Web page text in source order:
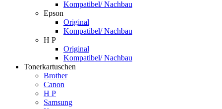
Kompatibel/ Nachbau
Epson
Original
Kompatibel/ Nachbau
H P
Original
Kompatibel/ Nachbau
Tonerkartuschen
Brother
Canon
H P
Samsung